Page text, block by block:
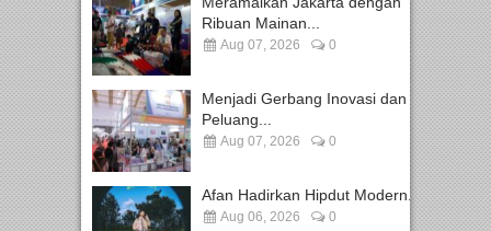
Ribuan Mainan...
Aug 07, 2026 0
Menjadi Gerbang Inovasi dan
Peluang...
Aug 07, 2026 0
Afan Hadirkan Hipdut Modern...
Aug 06, 2026 0